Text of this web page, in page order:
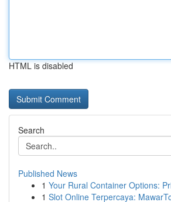
HTML is disabled
Search
Published News
1 Your Rural Container Options:
1 Slot Online Terpercaya: